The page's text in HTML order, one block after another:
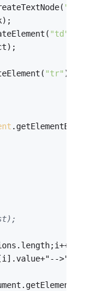
" "
"td"
"tr" );
.getElementById(